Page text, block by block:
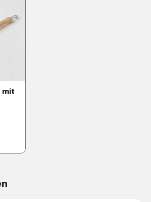
und Materialien:
Buchenholz
mit